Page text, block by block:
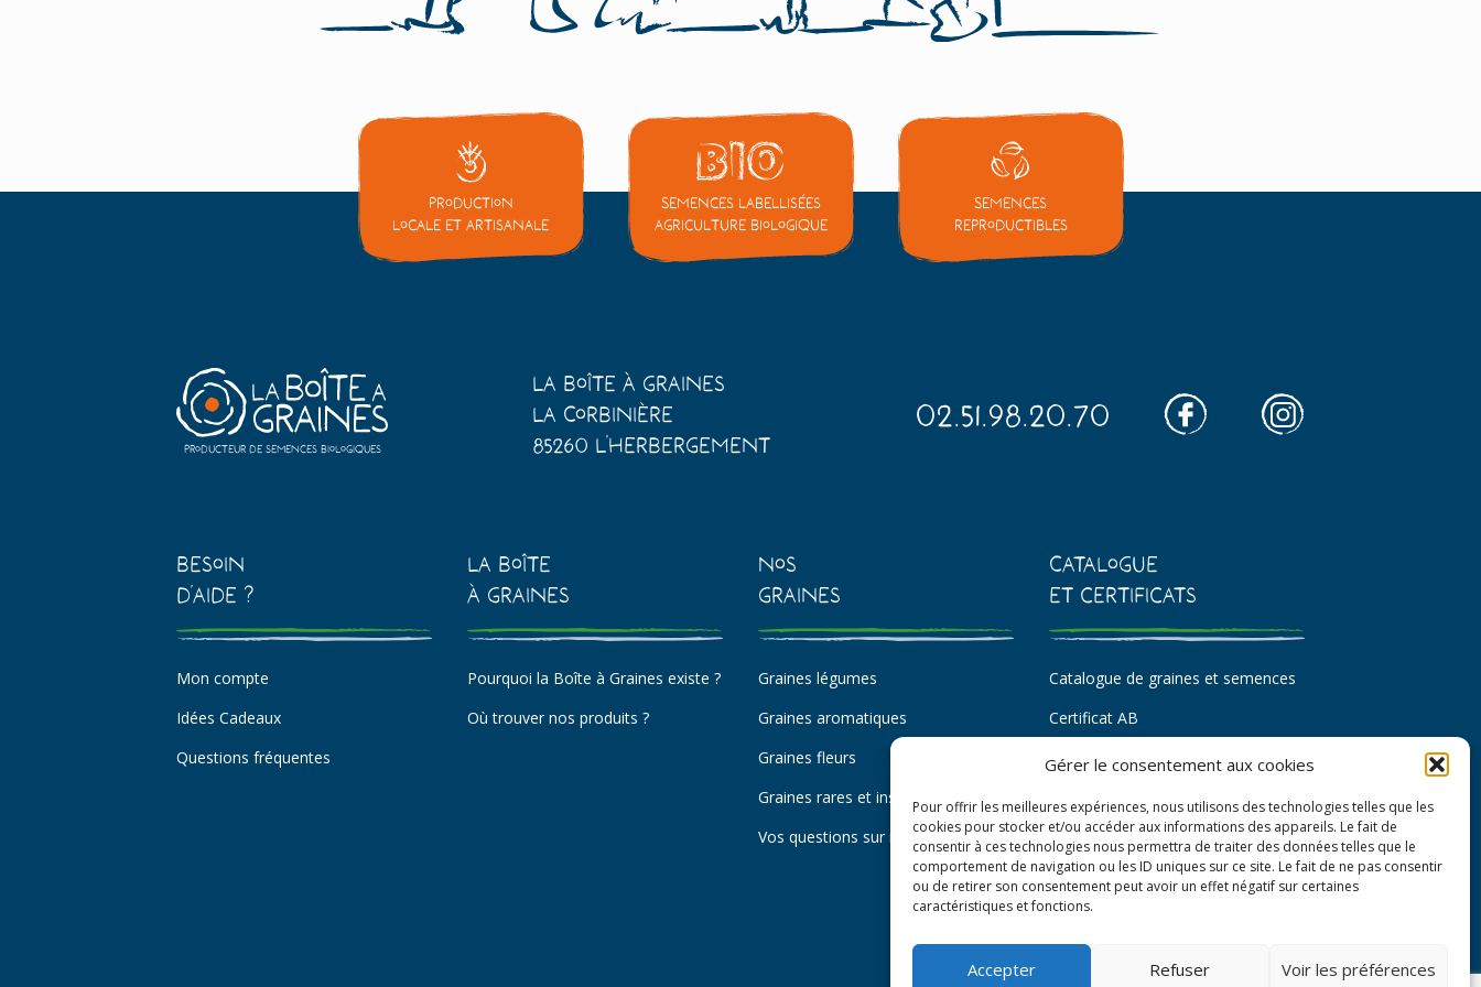
Gérer le consentement aux cookies
Pour offrir les meilleures expériences, nous utilisons des technologies telles que les
cookies pour stocker et/ou accéder aux informations des appareils. Le fait de
consentir à ces technologies nous permettra de traiter des données telles que le
comportement de navigation ou les ID uniques sur ce site. Le fait de ne pas consentir
ou de retirer son consentement peut avoir un effet négatif sur certaines
caractéristiques et fonctions.
Accepter Refuser Voir les préférences
Production
locale et artisanale
Semences labellisées
Agriculture Biologique
Semences
reproductibles
Producteur de semences biologiques
La Boîte à Graines
La Corbinière
85260 L'Herbergement
02.51.98.20.70
Besoin
d'aide ?
Mon compte
Idées Cadeaux
Questions fréquentes
La Boîte
à Graines
Pourquoi la Boîte à Graines existe ?
Où trouver nos produits ?
Nos
Graines
Graines légumes
Graines aromatiques
Graines fleurs
Graines rares et insolites
Vos questions sur nos graines
Catalogue
et certificats
Catalogue de graines et semences
Certificat AB
Bon de commande